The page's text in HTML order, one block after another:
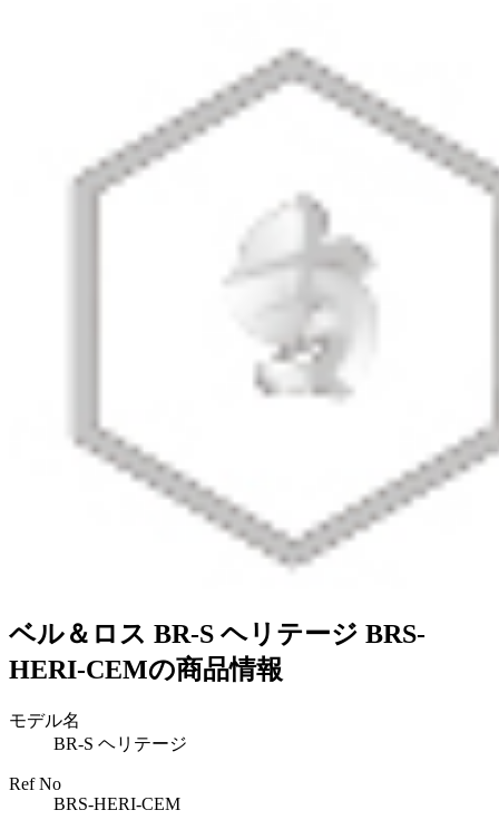
ベル＆ロス BR-S ヘリテージ BRS-
HERI-CEMの商品情報
モデル名
BR-S ヘリテージ
Ref No
BRS-HERI-CEM